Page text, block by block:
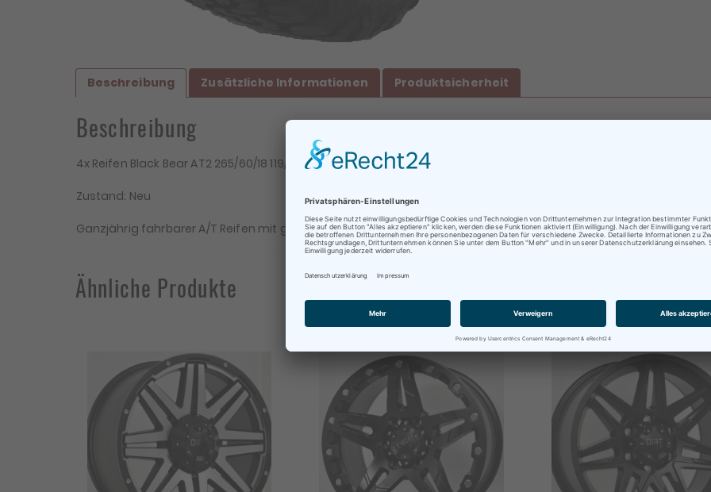
Beschreibung Zusätzliche Informationen Produktsicherheit
Beschreibung
4x Reifen Black Bear AT2 265/60/18 119/116S E, E, B, 73dB
Zustand: Neu
Ganzjährig fahrbarer A/T Reifen mit grobstolliger Optik für den 50/50 Einsatz auf Straßen/Gelände und
Ähnliche Produkte
Beratungen oder Abholungen vor Ort nur nach vorheriger
Terminvereinbarung !